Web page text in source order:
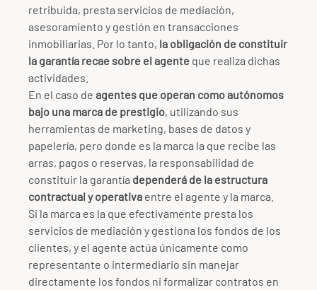
retribuida, presta servicios de mediación,
asesoramiento y gestión en transacciones
inmobiliarias. Por lo tanto, la obligación de constituir
la garantía recae sobre el agente que realiza dichas
actividades.
En el caso de agentes que operan como autónomos
bajo una marca de prestigio, utilizando sus
herramientas de marketing, bases de datos y
papelería, pero donde es la marca la que recibe las
arras, pagos o reservas, la responsabilidad de
constituir la garantía dependerá de la estructura
contractual y operativa entre el agente y la marca.
Si la marca es la que efectivamente presta los
servicios de mediación y gestiona los fondos de los
clientes, y el agente actúa únicamente como
representante o intermediario sin manejar
directamente los fondos ni formalizar contratos en